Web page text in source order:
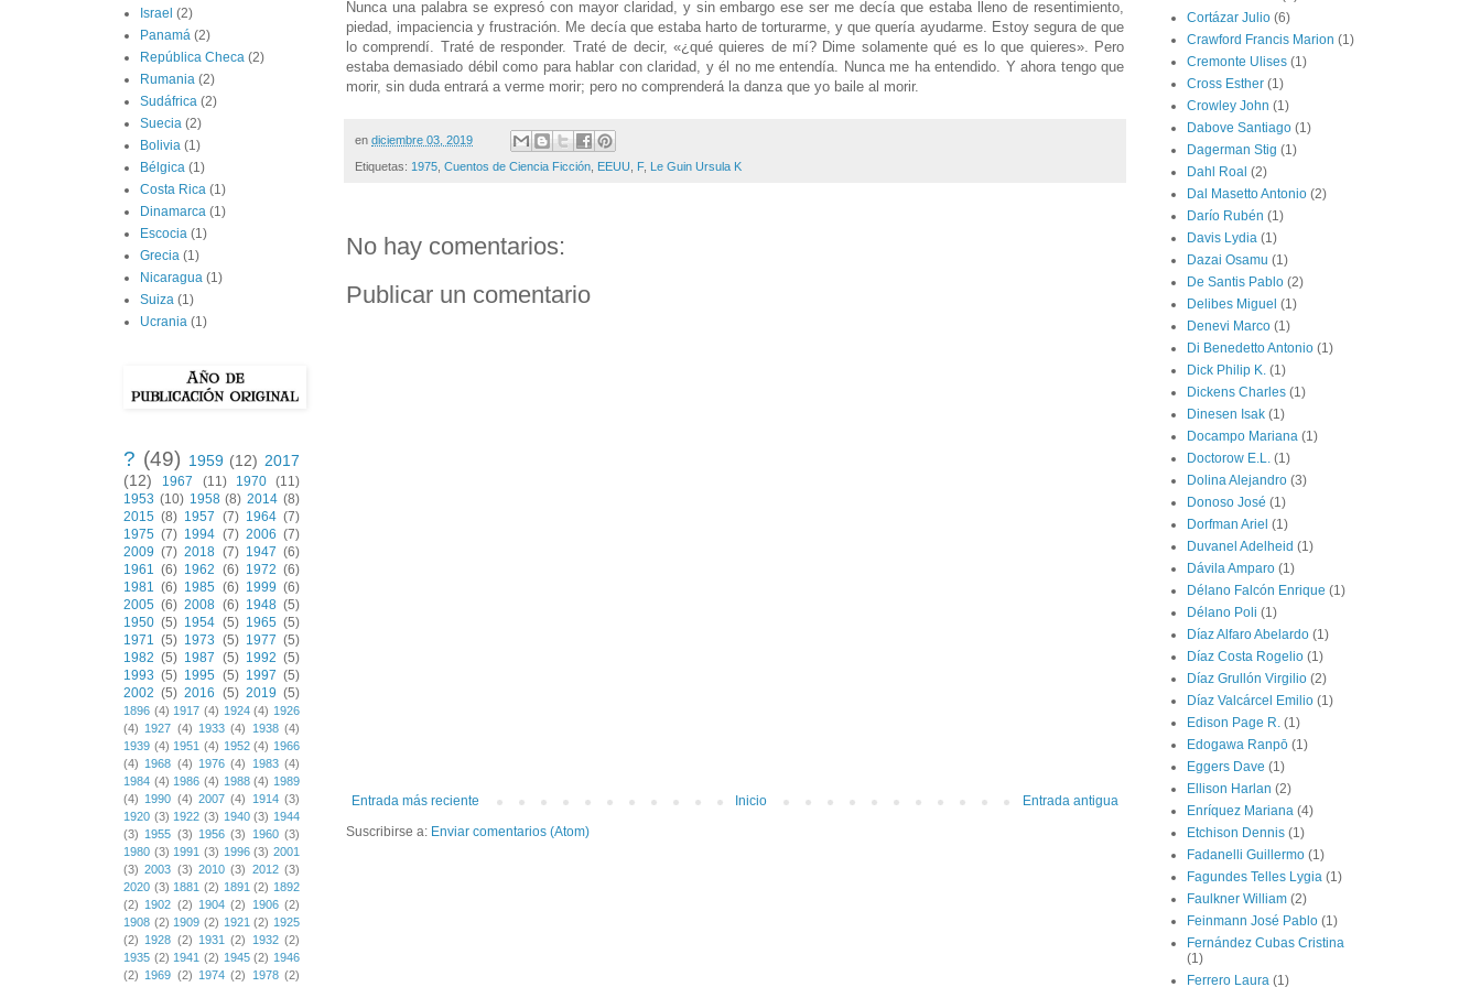
Nunca una palabra se expresó con mayor claridad, y sin embargo ese ser me decía que estaba lleno de resentimiento,
piedad, impaciencia y frustración. Me decía que estaba harto de torturarme, y que quería ayudarme. Estoy segura de que
lo comprendí. Traté de responder. Traté de decir, «¿qué quieres de mí? Dime solamente qué es lo que quieres». Pero
estaba demasiado débil como para hablar con claridad, y él no me entendía. Nunca me ha entendido. Y ahora tengo que
morir, sin duda entrará a verme morir; pero no comprenderá la danza que yo baile al morir.
en diciembre 03, 2019
Etiquetas: 1975, Cuentos de Ciencia Ficción, EEUU, F, Le Guin Ursula K
No hay comentarios:
Publicar un comentario
Entrada más reciente Entrada antigua
Inicio
Suscribirse a: Enviar comentarios (Atom)
Israel (2)
Panamá (2)
República Checa (2)
Rumania (2)
Sudáfrica (2)
Suecia (2)
Bolivia (1)
Bélgica (1)
Costa Rica (1)
Dinamarca (1)
Escocia (1)
Grecia (1)
Nicaragua (1)
Suiza (1)
Ucrania (1)
? (49) 1959 (12) 2017
(12)
1967 (11) 1970 (11)
1953 (10) 1958 (8) 2014 (8)
2015 (8) 1957 (7) 1964 (7)
1975 (7) 1994 (7) 2006 (7)
2009 (7) 2018 (7) 1947 (6)
1961 (6) 1962 (6) 1972 (6)
1981 (6) 1985 (6) 1999 (6)
2005 (6) 2008 (6) 1948 (5)
1950 (5) 1954 (5) 1965 (5)
1971 (5) 1973 (5) 1977 (5)
1982 (5) 1987 (5) 1992 (5)
1993 (5) 1995 (5) 1997 (5)
2002 (5) 2016 (5) 2019 (5)
1896 (4) 1917 (4) 1924 (4) 1926
(4) 1927 (4) 1933 (4) 1938 (4)
1939 (4) 1951 (4) 1952 (4) 1966
(4) 1968 (4) 1976 (4) 1983 (4)
1984 (4) 1986 (4) 1988 (4) 1989
(4) 1990 (4) 2007 (4) 1914 (3)
1920 (3) 1922 (3) 1940 (3) 1944
(3) 1955 (3) 1956 (3) 1960 (3)
1980 (3) 1991 (3) 1996 (3) 2001
(3) 2003 (3) 2010 (3) 2012 (3)
2020 (3) 1881 (2) 1891 (2) 1892
(2) 1902 (2) 1904 (2) 1906 (2)
1908 (2) 1909 (2) 1921 (2) 1925
(2) 1928 (2) 1931 (2) 1932 (2)
1935 (2) 1941 (2) 1945 (2) 1946
(2) 1969 (2) 1974 (2) 1978 (2)
Cortázar Julio (6)
Crawford Francis Marion (1)
Cremonte Ulises (1)
Cross Esther (1)
Crowley John (1)
Dabove Santiago (1)
Dagerman Stig (1)
Dahl Roal (2)
Dal Masetto Antonio (2)
Darío Rubén (1)
Davis Lydia (1)
Dazai Osamu (1)
De Santis Pablo (2)
Delibes Miguel (1)
Denevi Marco (1)
Di Benedetto Antonio (1)
Dick Philip K. (1)
Dickens Charles (1)
Dinesen Isak (1)
Docampo Mariana (1)
Doctorow E.L. (1)
Dolina Alejandro (3)
Donoso José (1)
Dorfman Ariel (1)
Duvanel Adelheid (1)
Dávila Amparo (1)
Délano Falcón Enrique (1)
Délano Poli (1)
Díaz Alfaro Abelardo (1)
Díaz Costa Rogelio (1)
Díaz Grullón Virgilio (2)
Díaz Valcárcel Emilio (1)
Edison Page R. (1)
Edogawa Ranpō (1)
Eggers Dave (1)
Ellison Harlan (2)
Enríquez Mariana (4)
Etchison Dennis (1)
Fadanelli Guillermo (1)
Fagundes Telles Lygia (1)
Faulkner William (2)
Feinmann José Pablo (1)
Fernández Cubas Cristina
(1)
Ferrero Laura (1)